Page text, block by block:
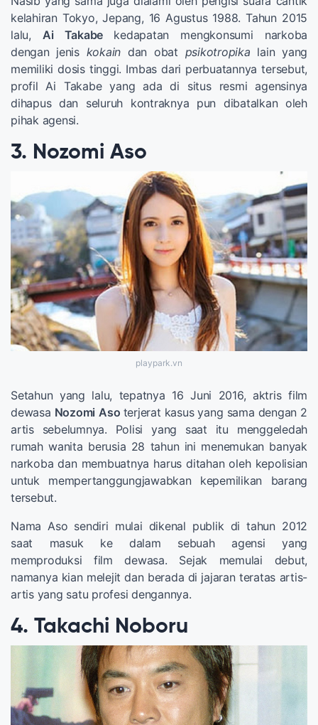
kelahiran Tokyo, Jepang, 16 Agustus 1988. Tahun 2015
lalu, Ai Takabe kedapatan mengkonsumi narkoba
dengan jenis kokain dan obat psikotropika lain yang
memiliki dosis tinggi. Imbas dari perbuatannya tersebut,
profil Ai Takabe yang ada di situs resmi agensinya
dihapus dan seluruh kontraknya pun dibatalkan oleh
pihak agensi.
3. Nozomi Aso
playpark.vn
Setahun yang lalu, tepatnya 16 Juni 2016, aktris film
dewasa Nozomi Aso terjerat kasus yang sama dengan 2
artis sebelumnya. Polisi yang saat itu menggeledah
rumah wanita berusia 28 tahun ini menemukan banyak
narkoba dan membuatnya harus ditahan oleh kepolisian
untuk mempertanggungjawabkan kepemilikan barang
tersebut.
Nama Aso sendiri mulai dikenal publik di tahun 2012
saat masuk ke dalam sebuah agensi yang
memproduksi film dewasa. Sejak memulai debut,
namanya kian melejit dan berada di jajaran teratas artis-
artis yang satu profesi dengannya.
4. Takachi Noboru